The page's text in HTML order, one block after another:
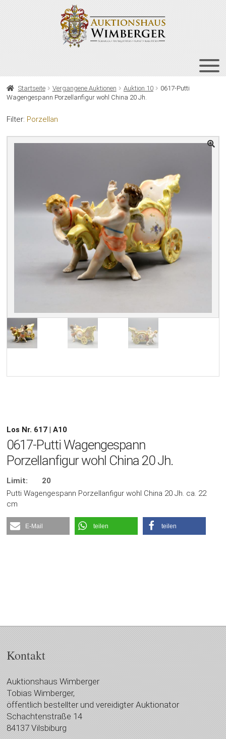
HOME
NEWSLETTER
Startseite Vergangene Auktionen Auktion 10
0617-Putti
Wagengespann Porzellanfigur wohl China 20 Jh.
Filter: Porzellan
Los Nr. 617 | A10
0617-Putti Wagengespann
Porzellanfigur wohl China 20 Jh.
Limit:
20
Putti Wagengespann Porzellanfigur wohl China 20 Jh. ca. 22
cm
E-Mail teilen teilen
Kontakt
Auktionshaus Wimberger
Tobias Wimberger,
öffentlich bestellter und vereidigter Auktionator
Schachtenstraße 14
84137 Vilsbiburg